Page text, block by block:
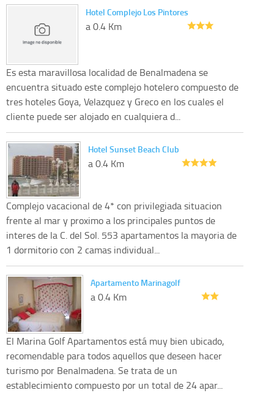
Hotel Complejo Los Pintores
a 0.4 Km
Es esta maravillosa localidad de Benalmadena se
encuentra situado este complejo hotelero compuesto de
tres hoteles Goya, Velazquez y Greco en los cuales el
cliente puede ser alojado en cualquiera d...
Hotel Sunset Beach Club
a 0.4 Km
Complejo vacacional de 4* con privilegiada situacion
frente al mar y proximo a los principales puntos de
interes de la C. del Sol. 553 apartamentos la mayoria de
1 dormitorio con 2 camas individual...
Apartamento Marinagolf
a 0.4 Km
El Marina Golf Apartamentos está muy bien ubicado,
recomendable para todos aquellos que deseen hacer
turismo por Benalmadena. Se trata de un
establecimiento compuesto por un total de 24 apar...